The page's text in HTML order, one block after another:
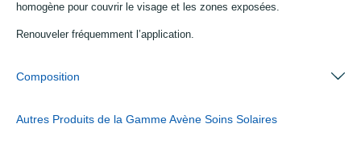
homogène pour couvrir le visage et les zones exposées.
Renouveler fréquemment l’application.
Composition
Autres Produits de la Gamme Avène Soins Solaires